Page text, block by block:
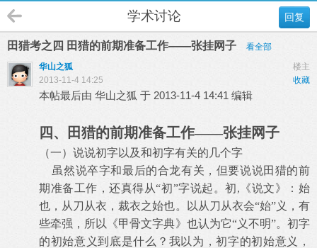
回复
学术讨论
田猎考之四 田猎的前期准备工作——张挂网子
看全部
楼主
华山之狐
收藏
2013-11-4 14:25
本帖最后由 华山之狐 于 2013-11-4 14:41 编辑
四、田猎的前期准备工作——张挂网子
（一）说说初字以及和初字有关的几个字
虽然说卒字和最后的合龙有关，但要说说田猎的前
期准备工作，还真得从“初”字说起。初, 《说文》：始
也，从刀从衣，裁衣之始也。以从刀从衣会“始”义，有
些牵强，所以《甲骨文字典》也认为它“义不明”。初字
的初始意义到底是什么？我以为，初字的初始意义，